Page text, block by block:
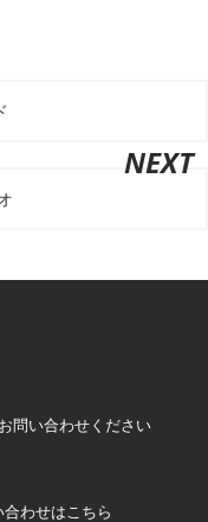
NEXT
問い合わせください
わせはこちら